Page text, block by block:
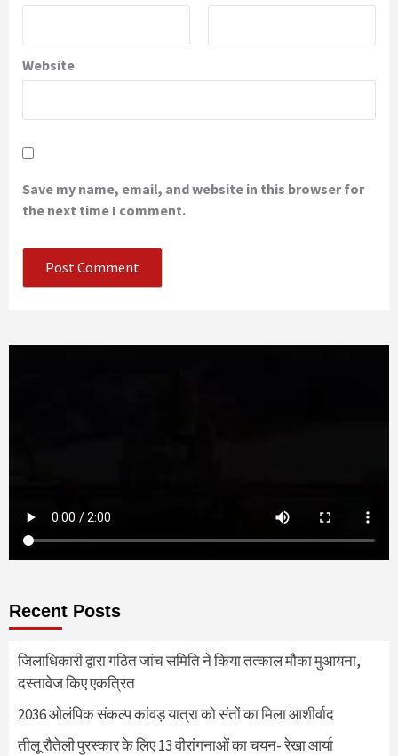
Website
Save my name, email, and website in this browser for
the next time I comment.
Recent Posts
जिलाधिकारी द्वारा गठित जांच समिति ने किया तत्काल मौका मुआयना,
दस्तावेज किए एकत्रित
2036 ओलंपिक संकल्प कांवड़ यात्रा को संतों का मिला आशीर्वाद
तीलू रौतेली पुरस्कार के लिए 13 वीरांगनाओं का चयन- रेखा आर्या